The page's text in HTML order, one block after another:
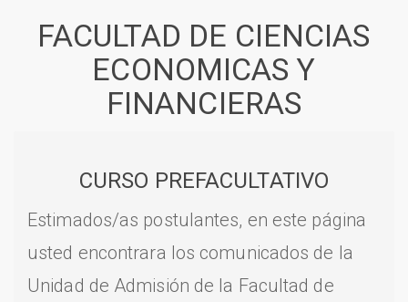
FACULTAD DE CIENCIAS
ECONOMICAS Y
FINANCIERAS
CURSO PREFACULTATIVO
Estimados/as postulantes, en este página
usted encontrara los comunicados de la
Unidad de Admisión de la Facultad de